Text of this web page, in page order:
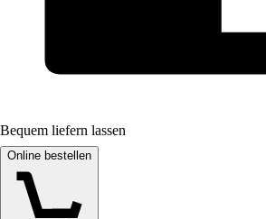
Bequem liefern lassen
Online bestellen